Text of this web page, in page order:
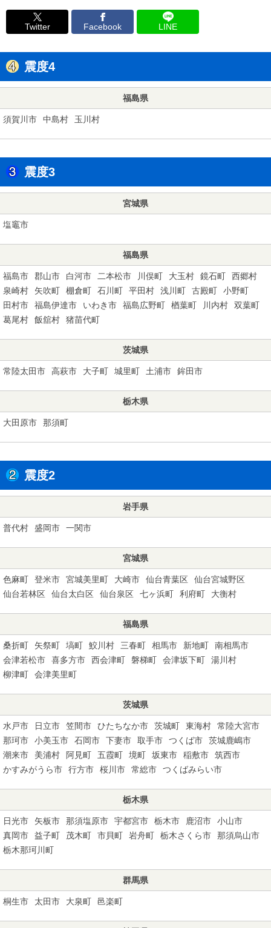
Twitter Facebook LINE
震度4
福島県
須賀川市 中島村 玉川村
震度3
宮城県
塩竈市
福島県
福島市 郡山市 白河市 二本松市 川俣町 大玉村 鏡石町
西郷村
泉崎村
矢吹町 棚倉町 石川町 平田村 浅川町 古殿町
小野町
田村市
福島伊達市 いわき市 福島広野町 楢葉町 川内村
双葉町
葛尾村
飯舘村 猪苗代町
茨城県
常陸太田市 高萩市 大子町 城里町 土浦市 鉾田市
栃木県
大田原市 那須町
震度2
岩手県
普代村 盛岡市 一関市
宮城県
色麻町 登米市 宮城美里町 大崎市 仙台青葉区
仙台宮城野区
仙台若林区
仙台太白区 仙台泉区 七ヶ浜町 利府町 大衡村
福島県
桑折町 矢祭町 塙町 鮫川村 三春町 相馬市 新地町
南相馬市
会津若松市
喜多方市 西会津町 磐梯町 会津坂下町
湯川村
柳津町
会津美里町
茨城県
水戸市 日立市 笠間市 ひたちなか市 茨城町 東海村
常陸大宮市
那珂市
小美玉市 石岡市 下妻市 取手市 つくば市
茨城鹿嶋市
潮来市
美浦村 阿見町 五霞町 境町 坂東市 稲敷市
筑西市
かすみがうら市
行方市 桜川市 常総市 つくばみらい市
栃木県
日光市 矢板市 那須塩原市 宇都宮市 栃木市 鹿沼市
小山市
真岡市
益子町 茂木町 市貝町 岩舟町 栃木さくら市
那須烏山市
栃木那珂川町
群馬県
桐生市 太田市 大泉町 邑楽町